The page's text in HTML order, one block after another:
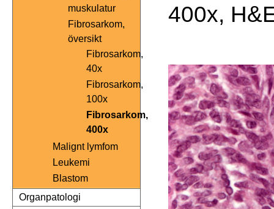
muskulatur
Fibrosarkom,
översikt
Fibrosarkom,
40x
Fibrosarkom,
100x
Fibrosarkom,
400x
Malignt lymfom
Leukemi
Blastom
Organpatologi
400x,